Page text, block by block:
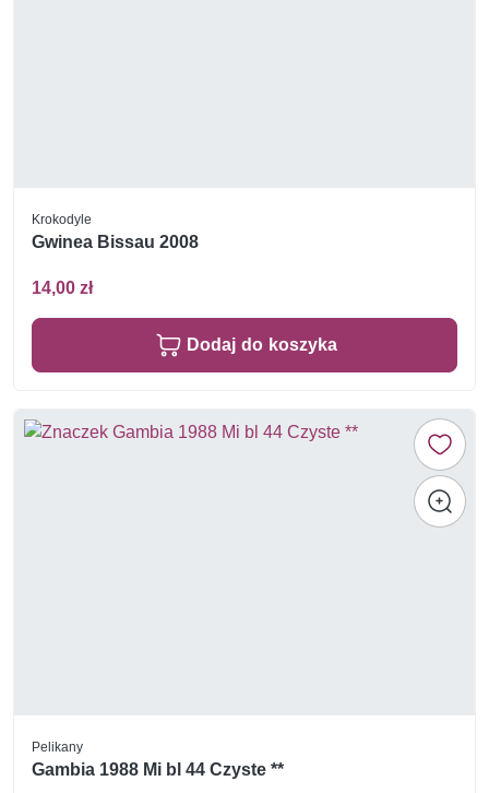
Krokodyle
Gwinea Bissau 2008
14,00 zł
Dodaj do koszyka
Pelikany
Gambia 1988 Mi bl 44 Czyste **